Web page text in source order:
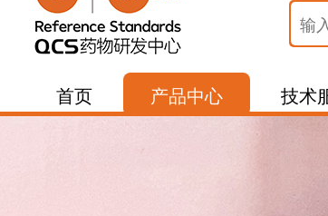
首页 产品中心 技术